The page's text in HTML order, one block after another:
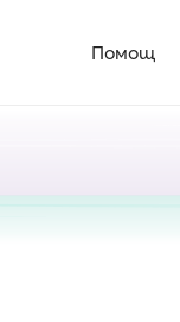
Помощ